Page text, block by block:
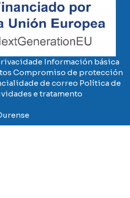
Información básica
Compromiso de protección
de correo Política de
e tratamento